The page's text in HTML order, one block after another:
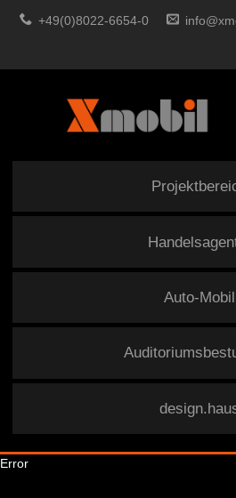
+49(0)8022-6654-0
Auto-Mobil
Error